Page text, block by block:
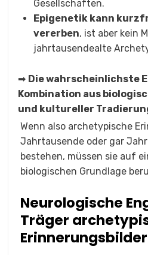
Gesellschaften.
Epigenetik kann
vererben, ist aber kein
jahrtausendealte
➡ Die wahrscheinlichste
Kombination aus
und kultureller
Wenn also archetypische
Jahrtausende oder gar
bestehen, müssen sie auf
biologischen Grundlage
Neurologische
Träger
Erinnerungsbilder